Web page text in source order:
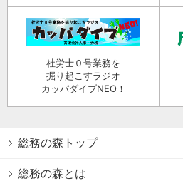
社労士０号業務を
掘り起こすラジオ
カッパダイブNEO！
総務の森トップ
総務の森とは